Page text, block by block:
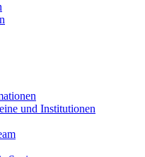
und Institutionen